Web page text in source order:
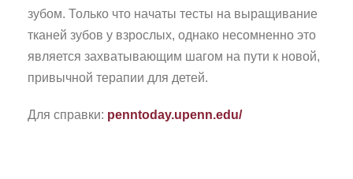
зубом. Только что начаты тесты на выращивание
тканей зубов у взрослых, однако несомненно это
является захватывающим шагом на пути к новой,
привычной терапии для детей.
Для справки: penntoday.upenn.edu/